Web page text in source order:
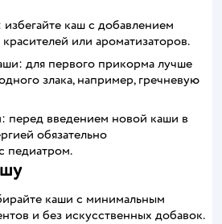
избегайте каш с добавлением
или ароматизаторов.
для первого прикорма лучше
злака, например, гречневую
перед введением новой каши в
обязательно
педиатром.
каши с минимальным
и без искусственных добавок.